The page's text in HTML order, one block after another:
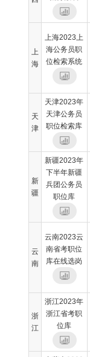
上
海
上海2023上
海公务员职
位检索系统
天
津
天津2023年
天津公务员
职位检索库
新
疆
新疆2023年
下半年新疆
兵团公务员
职位库
云
南
云南2023云
南省考职位
库在线选岗
浙
江
浙江2023年
浙江省考职
位库